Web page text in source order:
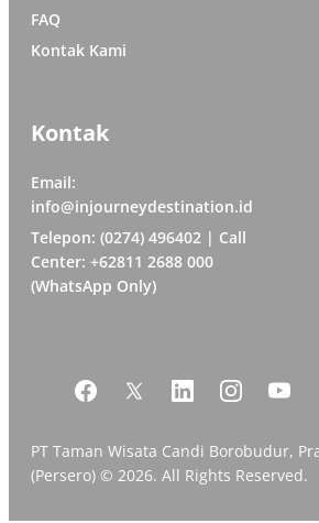
FAQ
Kontak Kami
Kontak
Email:
info@injourneydestination.id
Telepon: (0274) 496402 | Call
Center: +62811 2688 000
(WhatsApp Only)
PT Taman Wisata Candi Borobudur,
(Persero) © 2026. All Rights Reserved.